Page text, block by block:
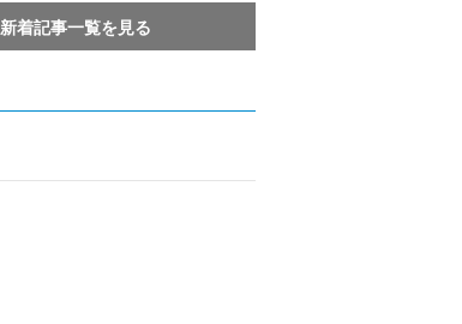
新着記事一覧を見る